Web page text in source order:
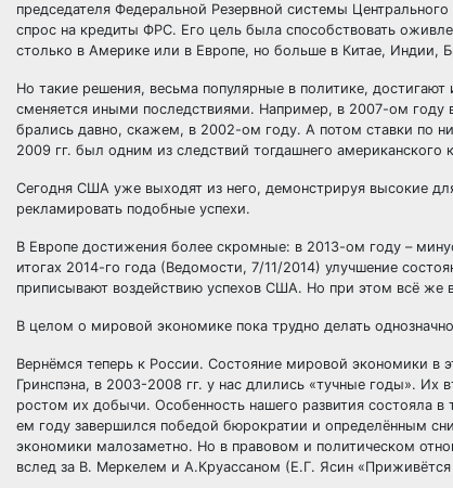
председателя Федеральной Резервной системы
спрос на кредиты ФРС. Его цель была способствовать
столько в Америке или в Европе, но больше в Китае, Индии,
Но такие решения, весьма популярные в политике,
сменяется иными последствиями. Например, в 2007-ом году
брались давно, скажем, в 2002-ом году. А потом ставки по
2009 гг. был одним из следствий тогдашнего американского
Сегодня США уже выходят из него, демонстрируя высокие
рекламировать подобные успехи.
В Европе достижения более скромные: в 2013-ом году –
итогах 2014-го года (Ведомости, 7/11/2014) улучшение
приписывают воздействию успехов США. Но при этом всё
В целом о мировой экономике пока трудно делать
Вернёмся теперь к России. Состояние мировой экономики
Гринспэна, в 2003-2008 гг. у нас длились «тучные годы». Их
ростом их добычи. Особенность нашего развития состояла
ем году завершился победой бюрократии и определённым
экономики малозаметно. Но в правовом и политическом
вслед за В. Меркелем и А.Круассаном (Е.Г. Ясин